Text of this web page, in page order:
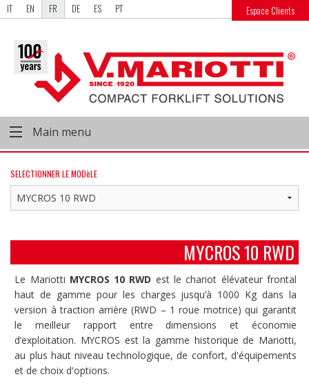
IT EN FR DE ES PT Espace Clients
Main menu
SELECTIONNER LE MODèLE
MYCROS 10 RWD
Le Mariotti MYCROS 10 RWD est le chariot élévateur frontal
haut de gamme pour les charges jusqu’à 1000 Kg dans la
version à traction arrière (RWD – 1 roue motrice) qui garantit
le meilleur rapport entre dimensions et économie
d’exploitation. MYCROS est la gamme historique de Mariotti,
au plus haut niveau technologique, de confort, d'équipements
et de choix d'options.